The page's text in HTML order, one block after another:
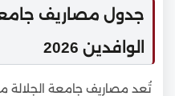
جدول مصاريف
الوافدين 2026
تُعد مصاريف جامعة الجلالة